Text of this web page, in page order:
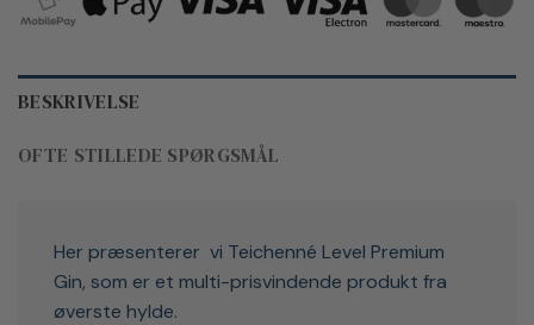
BESKRIVELSE
OFTE STILLEDE SPØRGSMÅL
Her præsenterer vi Teichenné Level Premium
Gin, som er et multi-prisvindende produkt fra
øverste hylde.